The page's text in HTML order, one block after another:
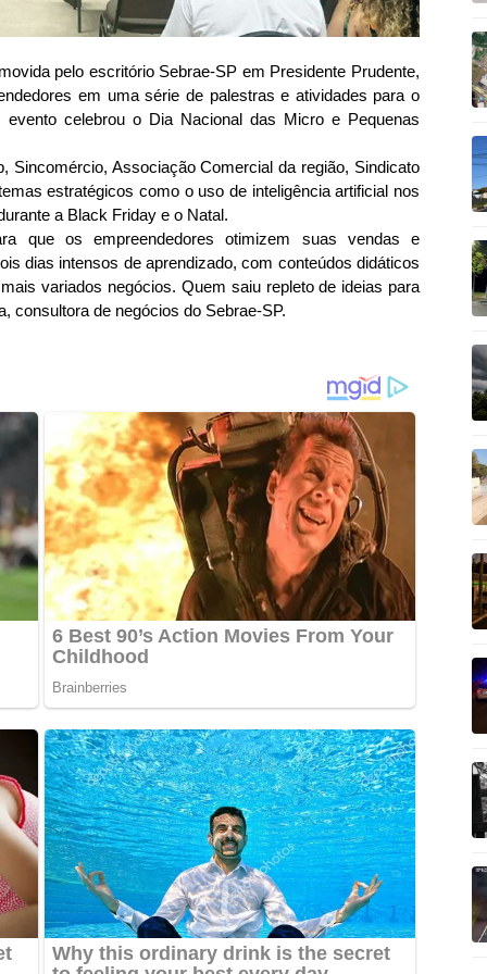
pelo escritório Sebrae-SP em Presidente Prudente,
em uma série de palestras e atividades para o
celebrou o Dia Nacional das Micro e Pequenas
Sincomércio, Associação Comercial da região, Sindicato
estratégicos como o uso de inteligência artificial nos
a Black Friday e o Natal.
que os empreendedores otimizem suas vendas e
dias intensos de aprendizado, com conteúdos didáticos
variados negócios. Quem saiu repleto de ideias para
consultora de negócios do Sebrae-SP.